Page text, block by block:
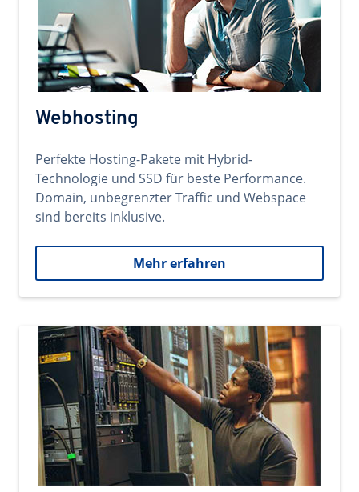
Webhosting
Perfekte Hosting-Pakete mit Hybrid-
Technologie und SSD für beste Performance.
Domain, unbegrenzter Traffic und Webspace
sind bereits inklusive.
Mehr erfahren